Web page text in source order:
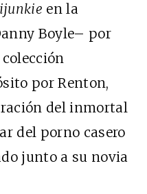
en la
Boyle– por
colección
por Renton,
del inmortal
del porno casero
junto a su novia